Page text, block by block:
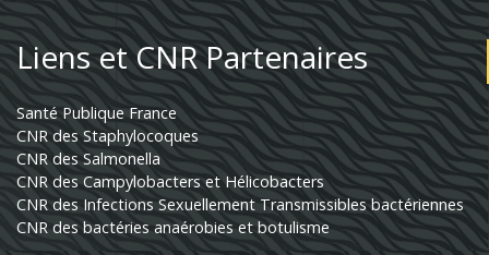
Liens et CNR Partenaires
Santé Publique France
CNR des Staphylocoques
CNR des Salmonella
CNR des Campylobacters et Hélicobacters
CNR des Infections Sexuellement Transmissibles bactériennes
CNR des bactéries anaérobies et botulisme